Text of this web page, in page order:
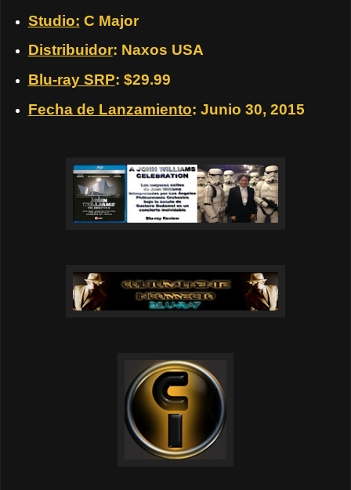
Studio: C Major
Distribuidor: Naxos USA
Blu-ray SRP: $29.99
Fecha de Lanzamiento: Junio 30, 2015